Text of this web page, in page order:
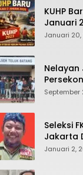
KUHP
Januari
Apa
Januari
Nelayan
September
Seleksi
Jakarta
Januari 2,